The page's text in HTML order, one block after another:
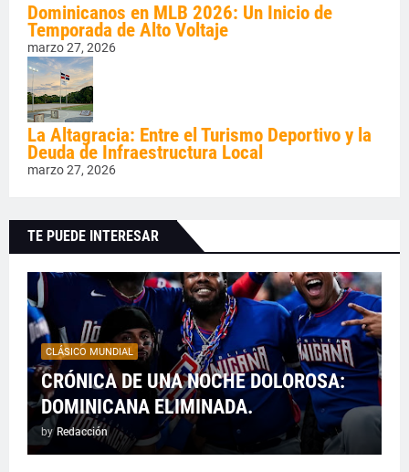
Dominicanos en MLB 2026: Un Inicio de
Temporada de Alto Voltaje
marzo 27, 2026
La Altagracia: Entre el Turismo Deportivo y la
Deuda de Infraestructura Local
marzo 27, 2026
TE PUEDE INTERESAR
CLÁSICO MUNDIAL
CRÓNICA DE UNA NOCHE DOLOROSA:
DOMINICANA ELIMINADA.
by Redacción